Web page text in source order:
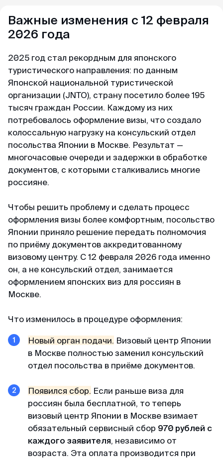
Приятное общение
быстро, приятное общение через переписку,
всë разъяснили и был успех. Большое спасибо
за помощь, буду пользоваться вашим каналом
и рекомендовать своим друзьям. Огромное
спасибо 🙏💕
Елена
Отзыв с Яндекса · 2024
Оперативно
Сингапур, очень оперативно, минимальный
пакет документов. При учете что я хотела
подавать в визовый центр в питере,
подготовила огромный список документов, но
не смогла записаться на подачу (ожидание
записи на подачу более месяца). Уже
отчаялась но нашла этих ребят. и все
оперативно сделали
Отзыв с ВКонтакте · 2025
Без заморочек
Оформили keta быстрее чем ожидал и никакой
головной боли.
Александра
Отзыв с Google · 2024
Пользователям
Договор-оферта
Конфиденциальность
Читай также
Важные изменения с 12 февраля
2026 года
2025 год стал рекордным для японского
туристического направления: по данным
Японской национальной туристической
организации (JNTO), страну посетило более 195
тысяч граждан России. Каждому из них
потребовалось оформление визы, что создало
колоссальную нагрузку на консульский отдел
посольства Японии в Москве. Результат —
многочасовые очереди и задержки в обработке
документов, с которыми сталкивались многие
россияне.
Чтобы решить проблему и сделать процесс
оформления визы более комфортным, посольство
Японии приняло решение передать полномочия
по приёму документов аккредитованному
визовому центру. С 12 февраля 2026 года именно
он, а не консульский отдел, занимается
оформлением японских виз для россиян в
Москве.
Что изменилось в процедуре оформления:
Новый орган подачи. Визовый центр Японии
в Москве полностью заменил консульский
отдел посольства в приёме документов.
Появился сбор. Если раньше виза для
россиян была бесплатной, то теперь
визовый центр Японии в Москве взимает
обязательный сервисный сбор 970 рублей с
каждого заявителя, независимо от
возраста. Эта оплата производится при